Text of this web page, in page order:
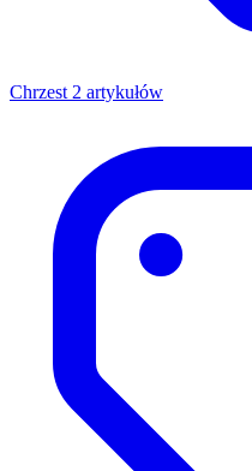
Chrzest 2 artykułów